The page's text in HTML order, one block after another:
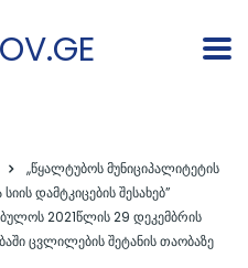
,,წყალტუბოს მუნიციპალიტეტის
დამტკიცების შესახებ”
2021წლის 29 დეკემბრის
ცვლილების შეტანის თაობაზე